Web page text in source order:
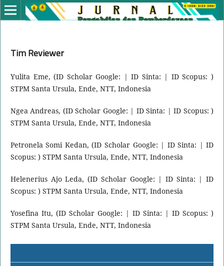
Tim Reviewer
Yulita Eme, (ID Scholar Google: | ID Sinta: | ID Scopus: )
STPM Santa Ursula, Ende, NTT, Indonesia
Ngea Andreas, (ID Scholar Google: | ID Sinta: | ID Scopus: )
STPM Santa Ursula, Ende, NTT, Indonesia
Petronela Somi Kedan, (ID Scholar Google: | ID Sinta: | ID
Scopus: ) STPM Santa Ursula, Ende, NTT, Indonesia
Helenerius Ajo Leda, (ID Scholar Google: | ID Sinta: | ID
Scopus: ) STPM Santa Ursula, Ende, NTT, Indonesia
Yosefina Itu, (ID Scholar Google: | ID Sinta: | ID Scopus: )
STPM Santa Ursula, Ende, NTT, Indonesia